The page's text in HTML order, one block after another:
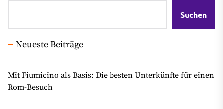
Suchen
Neueste Beiträge
Mit Fiumicino als Basis: Die besten Unterkünfte für einen
Rom-Besuch